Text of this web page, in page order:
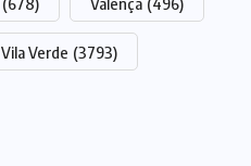
Vila Verde (3793)